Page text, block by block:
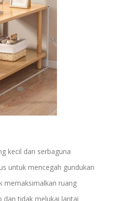
kecil dan serbaguna
untuk mencegah gundukan
memaksimalkan ruang
dan tidak melukai lantai